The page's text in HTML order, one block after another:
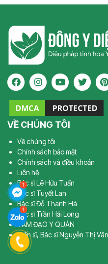
VỀ CHÚNG TÔI
Về chúng tôi
Chính sách bảo mật
Chính sách và điều khoản
Liên hệ
Bác sĩ Lê Hữu Tuấn
Bác sĩ Tuyết Lan
Bác sĩ Đỗ Thanh Hà
Bác sĩ Trần Hải Long
TÂM ĐẠO Y QUÁN
Tiến sĩ, Bác sĩ Nguyễn Thị